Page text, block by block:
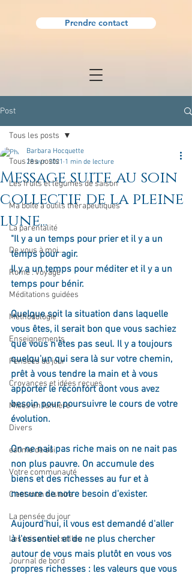
Prendre contact
Post
Tous les posts
Les fruits et légumes de saison
Ma boîte à outils thérapeutiques
La parentalité
De vous à moi...
Rome : voyage
Méditations guidées
Méthodologie
Enseignements
Pensées du jour
Croyances et idées reçues
Mises en lumière
Divers
estime de soi
Votre communauté
C'est mon histoire
La pensée du jour
Les lois universelles
Journal de bord
Tous les posts
Message suite au soin
collectif de la pleine
lune...
Barbara Hocquette
28 avr. 2021 1 min de lecture
"Il y a un temps pour prier et il y a un
temps pour agir.
Il y a un temps pour méditer et il y a un
temps pour bénir.
Quelque soit la situation dans laquelle
vous êtes, il serait bon que vous sachiez
que vous n'êtes pas seul. Il y a toujours
quelqu'un qui sera là sur votre chemin,
prêt à vous tendre la main et à vous
apporter le réconfort dont vous avez
besoin pour poursuivre le cours de votre
évolution.
On ne nait pas riche mais on ne nait pas
non plus pauvre. On accumule des
biens et des richesses au fur et à
mesure de notre besoin d'exister.
Aujourd'hui, il vous est demandé d'aller
à l'essentiel et de ne plus chercher
autour de vous mais plutôt en vous vos
propres richesses : les valeurs que vous